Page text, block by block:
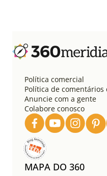
Política comercial
Política de
Anuncie com a gente
Colabore conosco
MAPA DO 360